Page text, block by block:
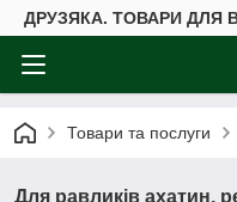
ДРУЗЯКА. ТОВАРИ ДЛЯ
Товари та послуги
Для равликів ахатин,